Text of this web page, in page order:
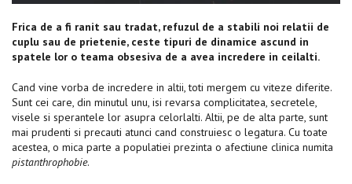
Frica de a fi ranit sau tradat, refuzul de a stabili noi relatii de
cuplu sau de prietenie, ceste tipuri de dinamice ascund in
spatele lor o teama obsesiva de a avea incredere in ceilalti.
Cand vine vorba de incredere in altii, toti mergem cu viteze diferite.
Sunt cei care, din minutul unu, isi revarsa complicitatea, secretele,
visele si sperantele lor asupra celorlalti. Altii, pe de alta parte, sunt
mai prudenti si precauti atunci cand construiesc o legatura. Cu toate
acestea, o mica parte a populatiei prezinta o afectiune clinica numita
pistanthrophobie.